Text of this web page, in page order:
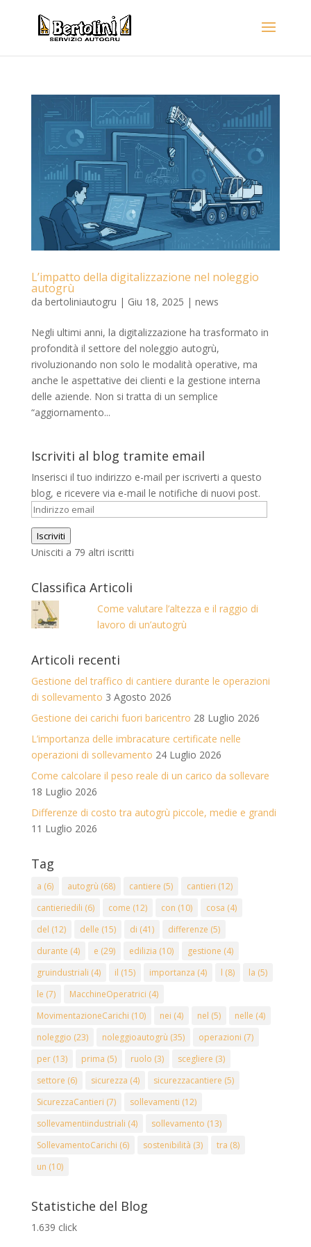
L’impatto della digitalizzazione nel noleggio
autogrù
da bertoliniautogru | Giu 18, 2025 | news
Negli ultimi anni, la digitalizzazione ha trasformato in
profondità il settore del noleggio autogrù,
rivoluzionando non solo le modalità operative, ma
anche le aspettative dei clienti e la gestione interna
delle aziende. Non si tratta di un semplice
“aggiornamento...
Iscriviti al blog tramite email
Inserisci il tuo indirizzo e-mail per iscriverti a questo
blog, e ricevere via e-mail le notifiche di nuovi post.
Indirizzo
email
Iscriviti
Unisciti a 79 altri iscritti
Classifica Articoli
Come valutare l’altezza e il raggio di
lavoro di un’autogrù
Articoli recenti
Gestione del traffico di cantiere durante le operazioni
di sollevamento 3 Agosto 2026
Gestione dei carichi fuori baricentro 28 Luglio 2026
L’importanza delle imbracature certificate nelle
operazioni di sollevamento 24 Luglio 2026
Come calcolare il peso reale di un carico da sollevare
18 Luglio 2026
Differenze di costo tra autogrù piccole, medie e grandi
11 Luglio 2026
Tag
a (6) autogrù (68) cantiere (5) cantieri (12)
cantieriedili (6) come (12) con (10) cosa (4)
del (12) delle (15) di (41) differenze (5)
durante (4) e (29) edilizia (10) gestione (4)
gruindustriali (4) il (15) importanza (4) l (8) la (5)
le (7) MacchineOperatrici (4)
MovimentazioneCarichi (10) nei (4) nel (5) nelle (4)
noleggio (23) noleggioautogrù (35) operazioni (7)
per(13) prima (5) ruolo (3) scegliere (3)
settore (6) sicurezza (4) sicurezzacantiere (5)
SicurezzaCantieri (7) sollevamenti (12)
sollevamentiindustriali (4) sollevamento (13)
SollevamentoCarichi (6) sostenibilità (3) tra (8)
un (10)
Statistiche del Blog
1.639 click